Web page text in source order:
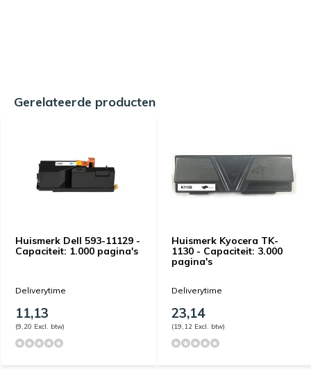
Gerelateerde producten
Huismerk Dell 593-11129 -
Capaciteit: 1.000 pagina's
Deliverytime
11,13
(9,20 Excl. btw)
Huismerk Kyocera TK-
1130 - Capaciteit: 3.000
pagina's
Deliverytime
23,14
(19,12 Excl. btw)